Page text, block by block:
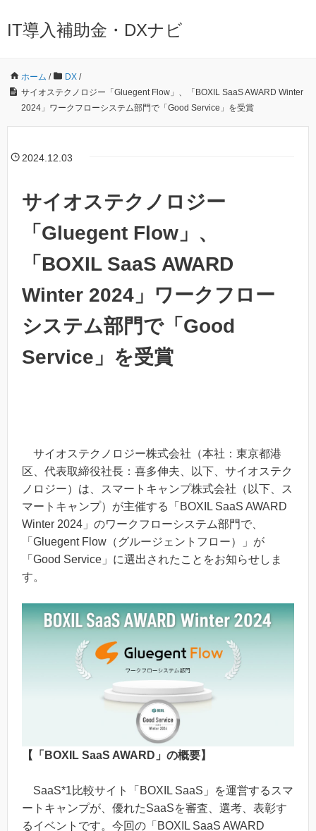
IT導入補助金・DXナビ
ホーム / DX /
サイオステクノロジー「Gluegent Flow」、「BOXIL SaaS AWARD Winter
2024」ワークフローシステム部門で「Good Service」を受賞
2024.12.03
サイオステクノロジー
「Gluegent Flow」、
「BOXIL SaaS AWARD
Winter 2024」ワークフロー
システム部門で「Good
Service」を受賞
サイオステクノロジー株式会社（本社：東京都港
区、代表取締役社長：喜多伸夫、以下、サイオステク
ノロジー）は、スマートキャンプ株式会社（以下、ス
マートキャンプ）が主催する「BOXIL SaaS AWARD
Winter 2024」のワークフローシステム部門で、
「Gluegent Flow（グルージェントフロー）」が
「Good Service」に選出されたことをお知らせしま
す。
【「BOXIL SaaS AWARD」の概要】
SaaS*1比較サイト「BOXIL SaaS」を運営するスマ
ートキャンプが、優れたSaaSを審査、選考、表彰す
るイベントです。今回の「BOXIL SaaS AWARD